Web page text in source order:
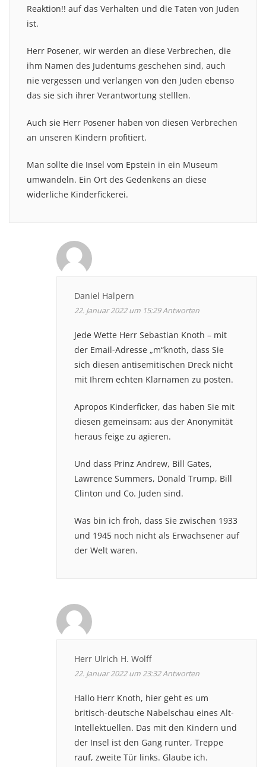
Reaktion!! auf das Verhalten und die Taten von Juden
ist.
Herr Posener, wir werden an diese Verbrechen, die
ihm Namen des Judentums geschehen sind, auch
nie vergessen und verlangen von den Juden ebenso
das sie sich ihrer Verantwortung stelllen.
Auch sie Herr Posener haben von diesen Verbrechen
an unseren Kindern profitiert.
Man sollte die Insel vom Epstein in ein Museum
umwandeln. Ein Ort des Gedenkens an diese
widerliche Kinderfickerei.
Daniel Halpern
22. Januar 2022 um 15:29Antworten
Jede Wette Herr Sebastian Knoth – mit
der Email-Adresse „m“knoth, dass Sie
sich diesen antisemitischen Dreck nicht
mit Ihrem echten Klarnamen zu posten.
Apropos Kinderficker, das haben Sie mit
diesen gemeinsam: aus der Anonymität
heraus feige zu agieren.
Und dass Prinz Andrew, Bill Gates,
Lawrence Summers, Donald Trump, Bill
Clinton und Co. Juden sind.
Was bin ich froh, dass Sie zwischen 1933
und 1945 noch nicht als Erwachsener auf
der Welt waren.
Herr Ulrich H. Wolff
22. Januar 2022 um 23:32Antworten
Hallo Herr Knoth, hier geht es um
britisch-deutsche Nabelschau eines Alt-
Intellektuellen. Das mit den Kindern und
der Insel ist den Gang runter, Treppe
rauf, zweite Tür links. Glaube ich.